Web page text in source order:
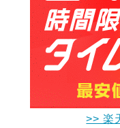
>> 楽